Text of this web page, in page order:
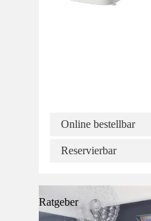
Online bestellbar
Reservierbar
Ratgeber